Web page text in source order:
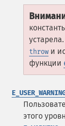
throw и
функции
этого